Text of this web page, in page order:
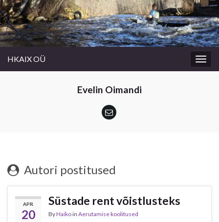
HKAIX OÜ
Evelin Oimandi
Autori postitused
APR
20
Süstade rent võistlusteks
ByHaikoin Aerutamise koolitused